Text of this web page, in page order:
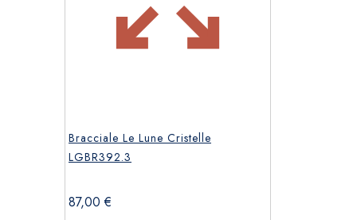
Bracciale Le Lune Cristelle
LGBR392.3
87,00€